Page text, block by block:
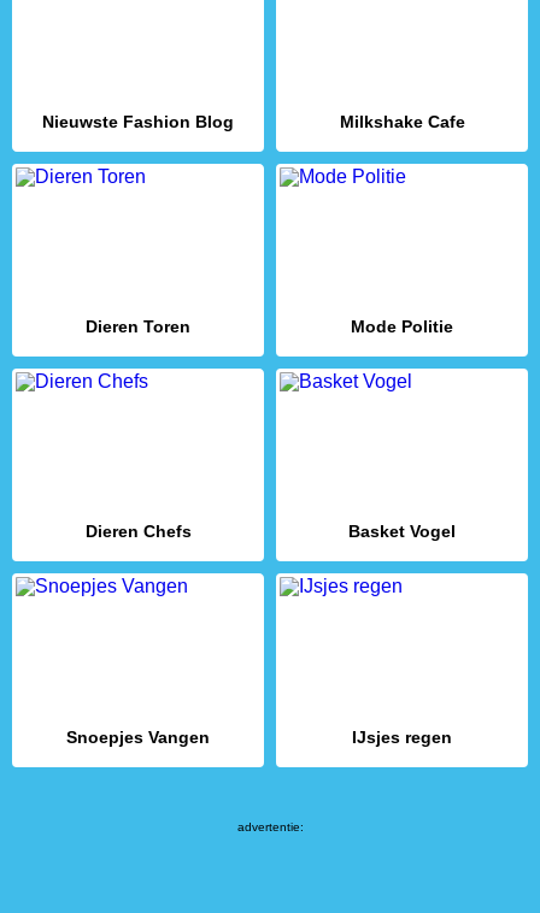
Nieuwste Fashion Blog Milkshake Cafe
Dieren Toren Mode Politie
Dieren Chefs Basket Vogel
Snoepjes Vangen IJsjes regen
advertentie: